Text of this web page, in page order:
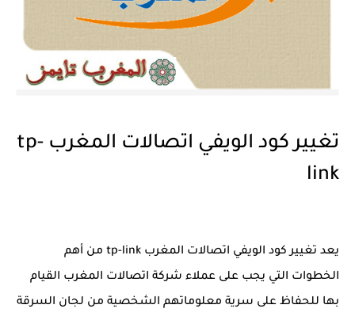
تغيير كود الويفي اتصالات المغرب tp-
link
يعد تغيير كود الويفي اتصالات المغرب tp-link من أهم
الخطوات التي يجب على عملاء شركة اتصالات المغرب القيام
بها للحفاظ على سرية معلوماتهم الشخصية من لجان السرقة